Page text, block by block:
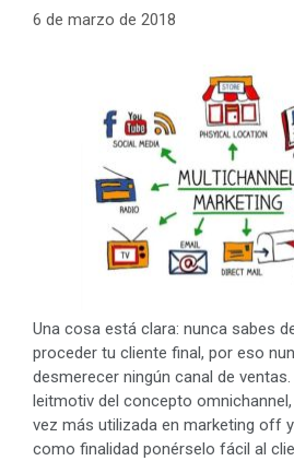
6 de marzo de 2018
Una cosa está clara: nunca sabes
proceder tu cliente final, por eso
desmerecer ningún canal de
leitmotiv del concepto
vez más utilizada en marketing off
como finalidad ponérselo fácil al